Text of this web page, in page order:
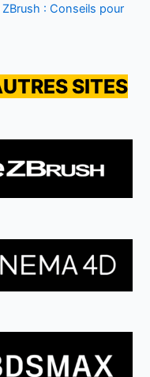
: Conseils pour
SITES